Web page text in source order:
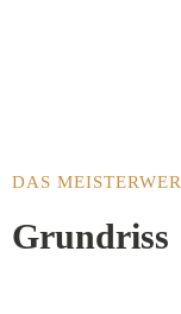
DAS
Grundriss